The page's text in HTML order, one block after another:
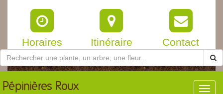
Horaires Itinéraire Contact
Pépinières Roux